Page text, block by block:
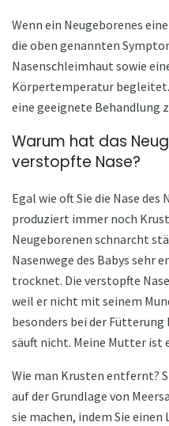
Wenn ein Neugeborenes
die oben genannten
Nasenschleimhaut sowie
Körpertemperatur
eine geeignete Behandlung
Warum hat das
verstopfte Nase?
Egal wie oft Sie die Nase des
produziert immer noch
Neugeborenen schnarcht
Nasenwege des Babys sehr
trocknet. Die verstopfte
weil er nicht mit seinem
besonders bei der Fütterung
säuft nicht. Meine Mutter ist
Wie man Krusten entfernt?
auf der Grundlage von
sie machen, indem Sie